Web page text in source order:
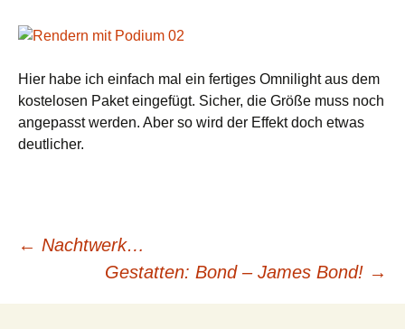
Hier habe ich einfach mal ein fertiges Omnilight aus dem
kostelosen Paket eingefügt. Sicher, die Größe muss noch
angepasst werden. Aber so wird der Effekt doch etwas
deutlicher.
Beitragsnavigation
← Nachtwerk…
Gestatten: Bond – James Bond! →